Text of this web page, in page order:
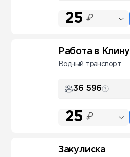
25 ₽
Работа в Клину
Водный транспорт
36 596
25 ₽
Закулиска